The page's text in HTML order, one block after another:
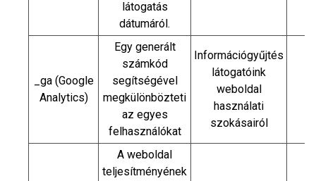
látogatás
dátumáról.
_ga (Google
Analytics)
Egy generált
számkód
segítségével
megkülönbözteti
az egyes
felhasználókat
Információgyűjtés
látogatóink
weboldal
használati
szokásairól
A weboldal
teljesítményének